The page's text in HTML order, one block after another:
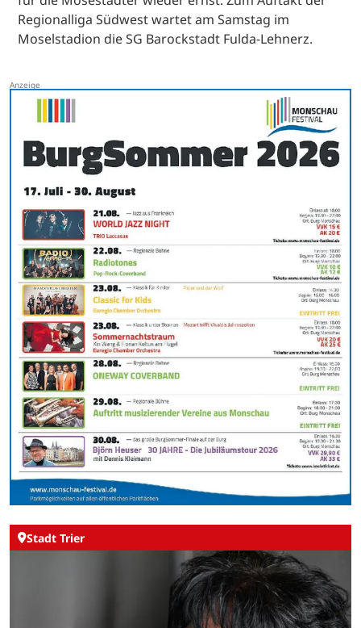
Regionalliga Südwest wartet am Samstag im
Moselstadion die SG Barockstadt Fulda-Lehnerz.
Stadt Trier